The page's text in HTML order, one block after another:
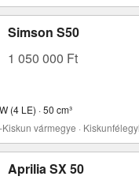
Simson S50
1 050 000 Ft
(4 LE) · 50 cm³
vármegye ·
Aprilia SX 50